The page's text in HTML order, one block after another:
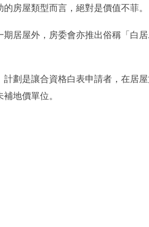
的房屋類型而言，絕對是價值不菲。
期居屋外，房委會亦推出俗稱「白
計劃是讓合資格白表申請者，在居
地價單位。